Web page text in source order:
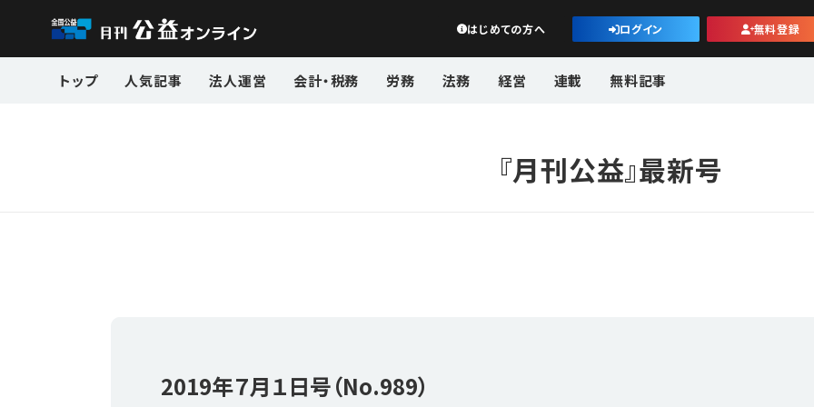
公益・一般法人オンライン
はじめての方へ ログイン 無料登録
トップ 人気記事 法人運営 会計・税務 労務 法務 経営 連載 無料記事
『月刊公益』最新号
2019年７月１日号（No.989）